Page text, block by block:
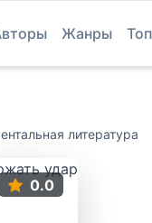
Жанры
литература
0.0